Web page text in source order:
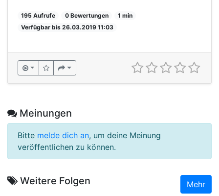
195 Aufrufe 0 Bewertungen
1 min
Verfügbar bis 26.03.2019 11:03
Meinungen
Bitte melde dich an, um deine Meinung
veröffentlichen zu können.
Weitere Folgen Mehr